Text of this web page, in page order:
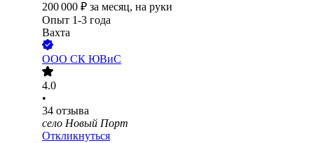
200 000 ₽ за месяц, на руки
Опыт 1-3 года
Вахта
ООО СК ЮВиС
4.0
•
34 отзыва
село Новый Порт
Откликнуться